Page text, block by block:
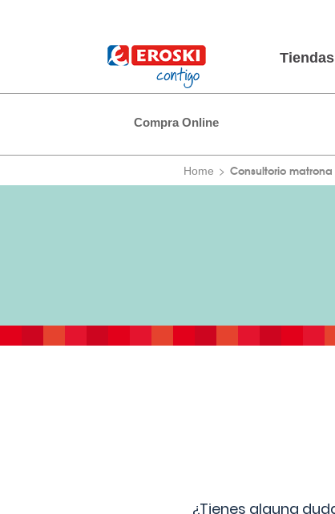
Tiendas
Compra Online
Home Consultorio matrona
¿Tienes alguna